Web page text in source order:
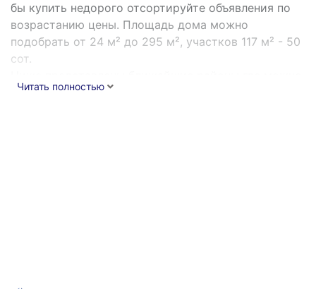
бы купить недорого отсортируйте объявления по
возрастанию цены. Площадь дома можно
подобрать от 24 м² до 295 м², участков 117 м² - 50
сот.
найти подходящий вариант или перейти к поиску
Читать полностью